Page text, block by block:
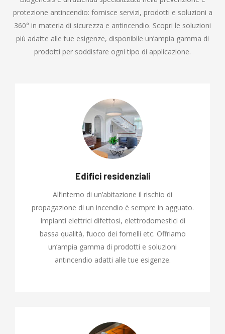
protezione antincendio: fornisce servizi, prodotti e soluzioni a
360° in materia di sicurezza e antincendio. Scopri le soluzioni
più adatte alle tue esigenze, disponibile un’ampia gamma di
prodotti per soddisfare ogni tipo di applicazione.
Edifici residenziali
All’interno di un’abitazione il rischio di
propagazione di un incendio è sempre in agguato.
Impianti elettrici difettosi, elettrodomestici di
bassa qualità, fuoco dei fornelli etc. Offriamo
un’ampia gamma di prodotti e soluzioni
antincendio adatti alle tue esigenze.